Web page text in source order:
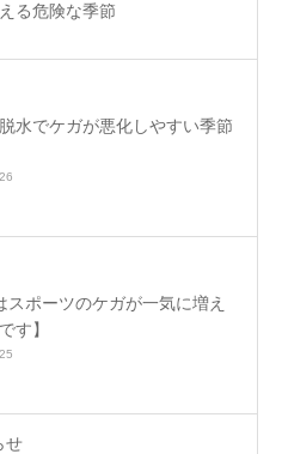
る危険な季節
水でケガが悪化しやすい季節
スポーツのケガが一気に増え
す】
せ